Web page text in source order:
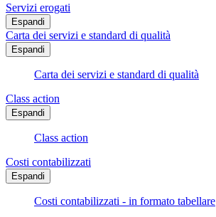
Servizi erogati
Espandi
Carta dei servizi e standard di qualità
Espandi
Carta dei servizi e standard di qualità
Class action
Espandi
Class action
Costi contabilizzati
Espandi
Costi contabilizzati - in formato tabellare